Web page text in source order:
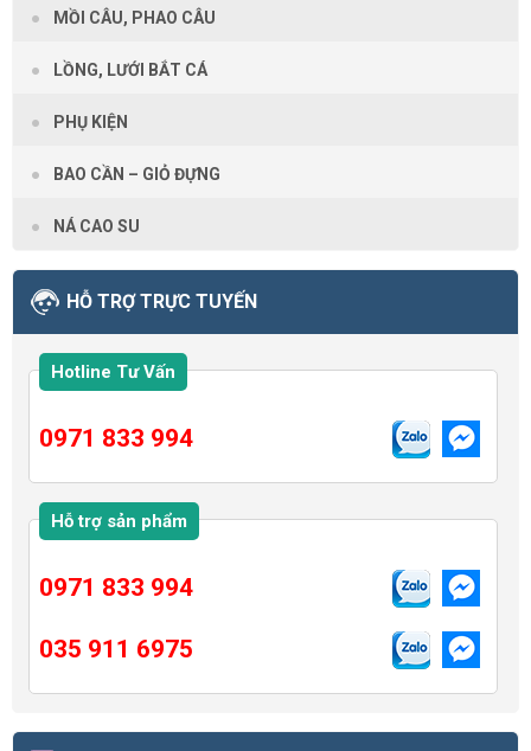
MỒI CÂU, PHAO CÂU
LỒNG, LƯỚI BẮT CÁ
PHỤ KIỆN
BAO CẦN – GIỎ ĐỰNG
NÁ CAO SU
HỖ TRỢ TRỰC TUYẾN
Hotline Tư Vấn
0971 833 994
Hỗ trợ sản phẩm
0971 833 994
035 911 6975